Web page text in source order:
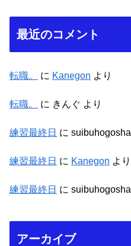
最近のコメント
転職。 に Kanegon より
転職。 に きんぐ より
練習最終日 に suibuhogosha
練習最終日 に Kanegon より
練習最終日 に suibuhogosha
アーカイブ